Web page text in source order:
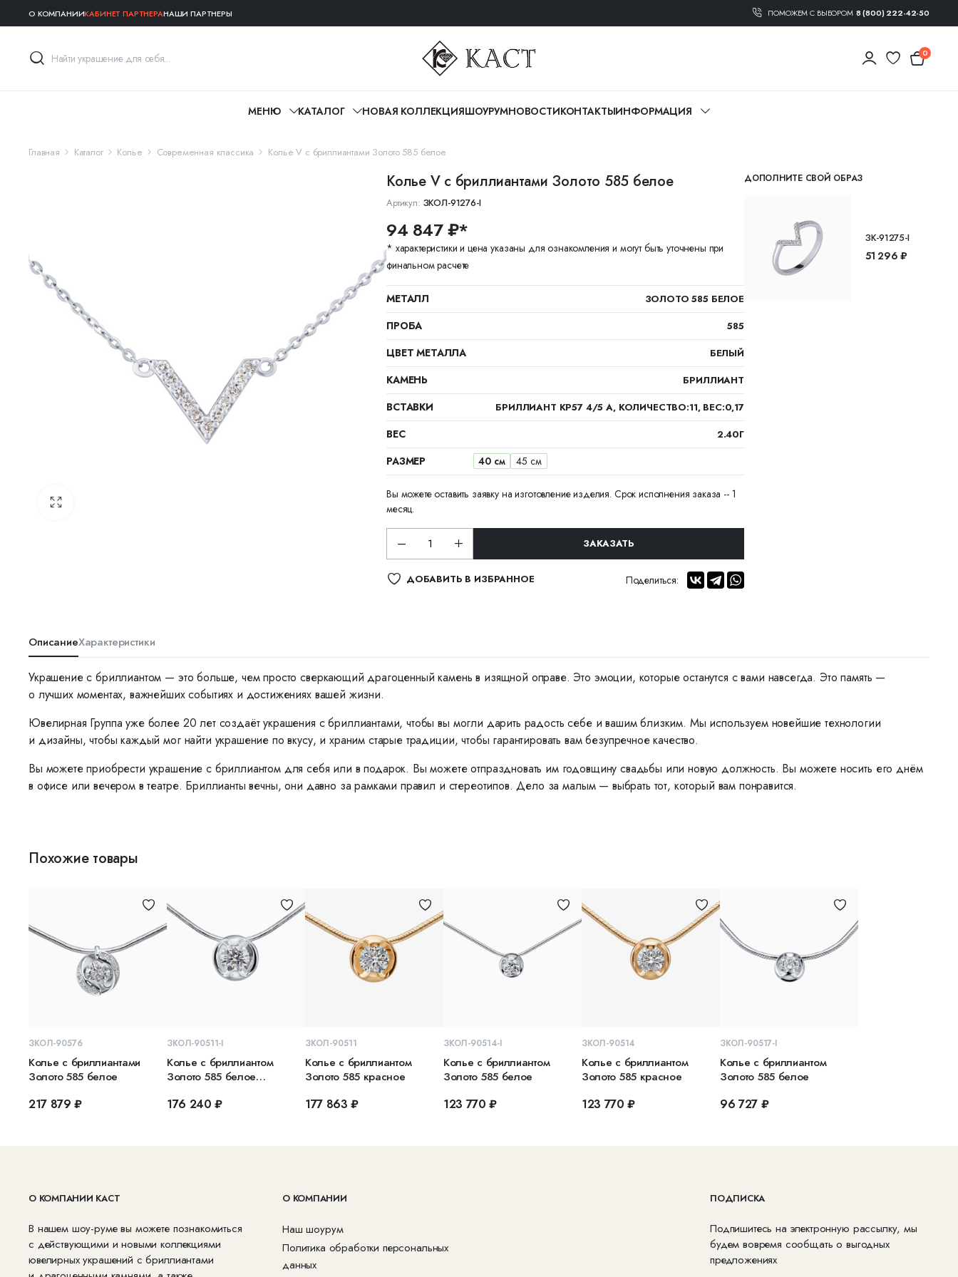
О КОМПАНИИКАБИНЕТ ПАРТНЕРАНАШИ ПАРТНЕРЫ ПОМОЖЕМ С ВЫБОРОМ 8 (800) 222-42-50
0
МЕНЮ КАТАЛОГ НОВАЯ КОЛЛЕКЦИЯШОУРУМНОВОСТИКОНТАКТЫИНФОРМАЦИЯ
Главная Каталог Колье Современная классика Колье V с бриллиантами Золото 585 белое
Колье V с бриллиантами Золото 585 белое
Артикул: ЗКОЛ-91276-I
94 847 ₽*
* характеристики и цена указаны для ознакомления и могут быть уточнены при
финальном расчете
МЕТАЛЛ ЗОЛОТО 585 БЕЛОЕ
ПРОБА 585
ЦВЕТ МЕТАЛЛА БЕЛЫЙ
КАМЕНЬ БРИЛЛИАНТ
ВСТАВКИ БРИЛЛИАНТ КР57 4/5 А, КОЛИЧЕСТВО:11, ВЕС:0,17
ВЕС 2.40Г
РАЗМЕР 40 см 45 см
Вы можете оставить заявку на изготовление изделия. Срок исполнения заказа -- 1
месяц.
ЗАКАЗАТЬ
ДОБАВИТЬ В ИЗБРАННОЕ Поделиться:
ДОПОЛНИТЕ СВОЙ ОБРАЗ
ЗК-91275-I
51 296 ₽
ОписаниеХарактеристики
Украшение с бриллиантом — это больше, чем просто сверкающий драгоценный камень в изящной оправе. Это эмоции, которые останутся с вами навсегда. Это память —
о лучших моментах, важнейших событиях и достижениях вашей жизни.
Ювелирная Группа уже более 20 лет создаёт украшения с бриллиантами, чтобы вы могли дарить радость себе и вашим близким. Мы используем новейшие технологии
и дизайны, чтобы каждый мог найти украшение по вкусу, и храним старые традиции, чтобы гарантировать вам безупречное качество.
Вы можете приобрести украшение с бриллиантом для себя или в подарок. Вы можете отпраздновать им годовщину свадьбы или новую должность. Вы можете носить его днём
в офисе или вечером в театре. Бриллианты вечны, они давно за рамками правил и стереотипов. Дело за малым — выбрать тот, который вам понравится.
Похожие товары
В КОРЗИНУ
ЗКОЛ-90576
Колье с бриллиантами
Золото 585 белое
217 879 ₽
В КОРЗИНУ
ЗКОЛ-90511-I
Колье с бриллиантом
Золото 585 белое
176 240 ₽
В КОРЗИНУ
ЗКОЛ-90511
Колье с бриллиантом
Золото 585 красное
177 863 ₽
В КОРЗИНУ
ЗКОЛ-90514-I
Колье с бриллиантом
Золото 585 белое
123 770 ₽
В КОРЗИНУ
ЗКОЛ-90514
Колье с бриллиантом
Золото 585 красное
123 770 ₽
В КОРЗИНУ
ЗКОЛ-90517-I
Колье с бриллиантом
Золото 585 белое
96 727 ₽
О КОМПАНИИ КАСТ
В нашем шоу-руме вы можете познакомиться
с действующими и новыми коллекциями
ювелирных украшений с бриллиантами
О КОМПАНИИ
Наш шоурум
Политика обработки персональных
данных
ПОДПИСКА
Подпишитесь на электронную рассылку, мы
будем вовремя сообщать о выгодных
предложениях